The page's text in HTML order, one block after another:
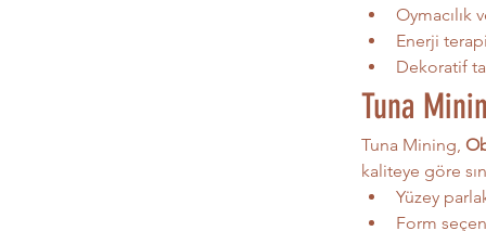
Oymacılık
Enerji
Dekoratif
Tuna
Tuna Mining,
kaliteye göre
Yüzey
Form